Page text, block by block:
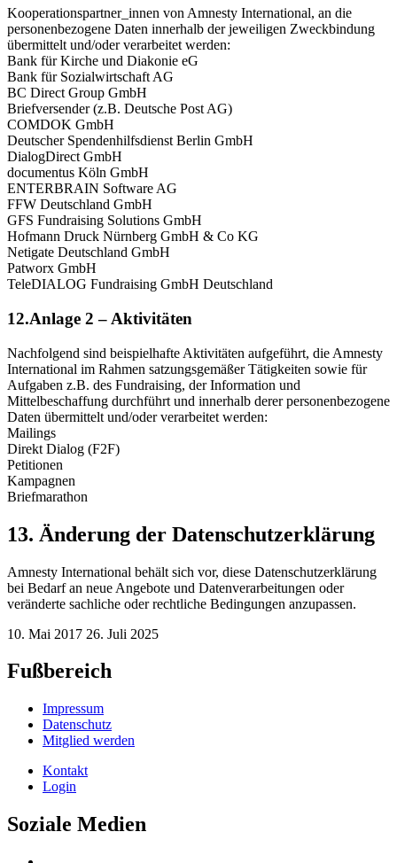
Kooperationspartner_innen von Amnesty International, an die
personenbezogene Daten innerhalb der jeweiligen Zweckbindung
übermittelt und/oder verarbeitet werden:
Bank für Kirche und Diakonie eG
Bank für Sozialwirtschaft AG
BC Direct Group GmbH
Briefversender (z.B. Deutsche Post AG)
COMDOK GmbH
Deutscher Spendenhilfsdienst Berlin GmbH
DialogDirect GmbH
documentus Köln GmbH
ENTERBRAIN Software AG
FFW Deutschland GmbH
GFS Fundraising Solutions GmbH
Hofmann Druck Nürnberg GmbH & Co KG
Netigate Deutschland GmbH
Patworx GmbH
TeleDIALOG Fundraising GmbH Deutschland
12.Anlage 2 – Aktivitäten
Nachfolgend sind beispielhafte Aktivitäten aufgeführt, die Amnesty
International im Rahmen satzungsgemäßer Tätigkeiten sowie für
Aufgaben z.B. des Fundraising, der Information und
Mittelbeschaffung durchführt und innerhalb derer personenbezogene
Daten übermittelt und/oder verarbeitet werden:
Mailings
Direkt Dialog (F2F)
Petitionen
Kampagnen
Briefmarathon
13. Änderung der Datenschutzerklärung
Amnesty International behält sich vor, diese Datenschutzerklärung
bei Bedarf an neue Angebote und Datenverarbeitungen oder
veränderte sachliche oder rechtliche Bedingungen anzupassen.
10. Mai 2017 26. Juli 2025
Fußbereich
Impressum
Datenschutz
Mitglied werden
Kontakt
Login
Soziale Medien